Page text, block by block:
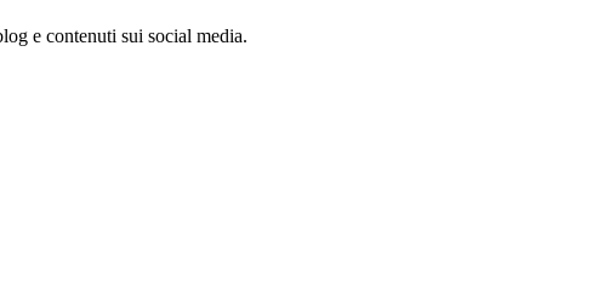
e contenuti sui social media.